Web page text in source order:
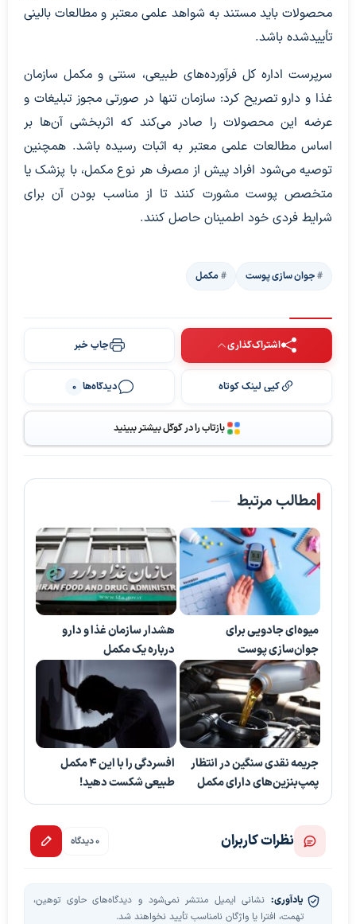
محصولات باید مستند به شواهد علمی معتبر و مطالعات بالینی
تأییدشده باشد.
سرپرست اداره کل فرآورده‌های طبیعی، سنتی و مکمل سازمان
غذا و دارو تصریح کرد: سازمان تنها در صورتی مجوز تبلیغات و
عرضه این محصولات را صادر می‌کند که اثربخشی آن‌ها بر
اساس مطالعات علمی معتبر به اثبات رسیده باشد. همچنین
توصیه می‌شود افراد پیش از مصرف هر نوع مکمل، با پزشک یا
متخصص پوست مشورت کنند تا از مناسب بودن آن برای
شرایط فردی خود اطمینان حاصل کنند.
جوان سازی پوست مکمل
اشتراک‌گذاری چاپ خبر
کپی لینک کوتاه دیدگاه‌ها 0
بازتاب را در گوگل بیشتر ببینید
مطالب مرتبط
میوه‌ای جادویی برای
جوان‌سازی پوست
هشدار سازمان غذا و دارو
درباره یک مکمل
جریمه نقدی سنگین در انتظار
پمپ‌بنزین‌های دارای مکمل
افسردگی را با این ۴ مکمل
طبیعی شکست دهید!
نظرات کاربران 0 دیدگاه
یادآوری: نشانی ایمیل منتشر نمی‌شود و دیدگاه‌های حاوی توهین،
تهمت، افترا یا واژگان نامناسب تأیید نخواهند شد.